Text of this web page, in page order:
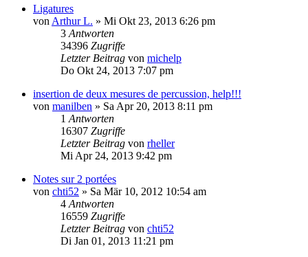
Ligatures
von Arthur L. » Mi Okt 23, 2013 6:26 pm
3 Antworten
34396 Zugriffe
Letzter Beitrag von michelp
Do Okt 24, 2013 7:07 pm
insertion de deux mesures de percussion, help!!!
von manilben » Sa Apr 20, 2013 8:11 pm
1 Antworten
16307 Zugriffe
Letzter Beitrag von rheller
Mi Apr 24, 2013 9:42 pm
Notes sur 2 portées
von chti52 » Sa Mär 10, 2012 10:54 am
4 Antworten
16559 Zugriffe
Letzter Beitrag von chti52
Di Jan 01, 2013 11:21 pm